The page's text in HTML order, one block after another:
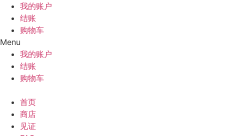
容
我的账户
结账
购物车
Menu
我的账户
结账
购物车
首页
商店
见证